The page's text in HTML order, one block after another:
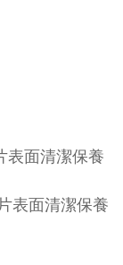
表面清潔保養
表面清潔保養